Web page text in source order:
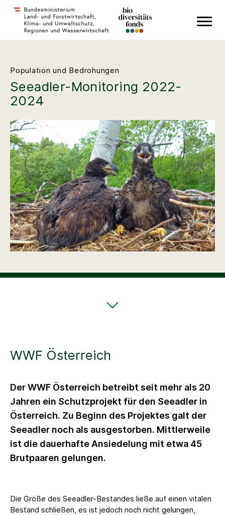
Zum Inhalt
Zum Hauptmenü
Zum Footer
Population und Bedrohungen
Seeadler-Monitoring 2022-
2024
WWF Österreich
Der WWF Österreich betreibt seit mehr als 20
Jahren ein Schutzprojekt für den Seeadler in
Österreich. Zu Beginn des Projektes galt der
Seeadler noch als ausgestorben. Mittlerweile
ist die dauerhafte Ansiedelung mit etwa 45
Brutpaaren gelungen.
Die Größe des Seeadler-Bestandes ließe auf einen vitalen
Bestand schließen, es ist jedoch noch nicht gelungen,